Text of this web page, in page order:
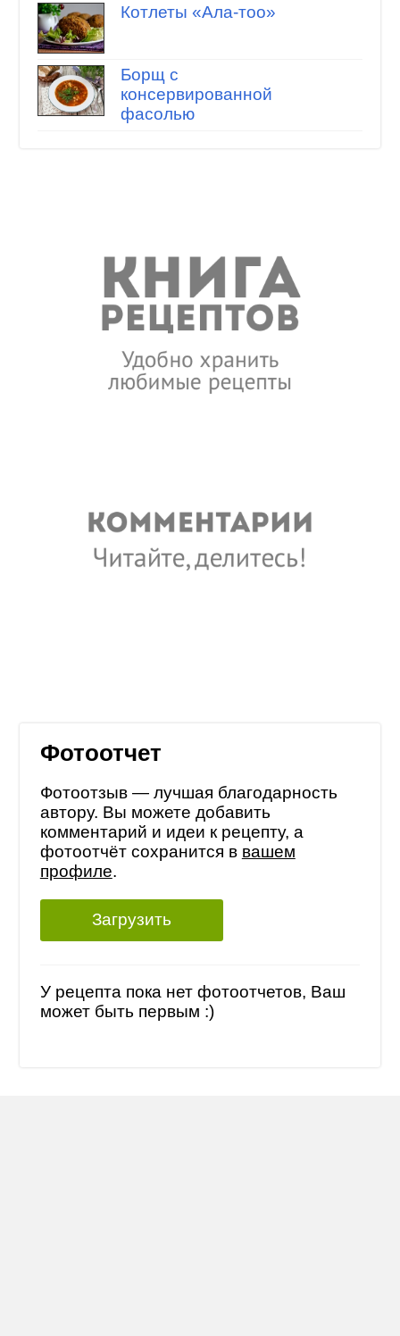
Котлеты «Ала-тоо»
Борщ с
консервированной
фасолью
Фотоотчет
Фотоотзыв — лучшая благодарность
автору. Вы можете добавить
комментарий и идеи к рецепту, а
фотоотчёт сохранится в вашем
профиле.
Загрузить
У рецепта пока нет фотоотчетов, Ваш
может быть первым :)